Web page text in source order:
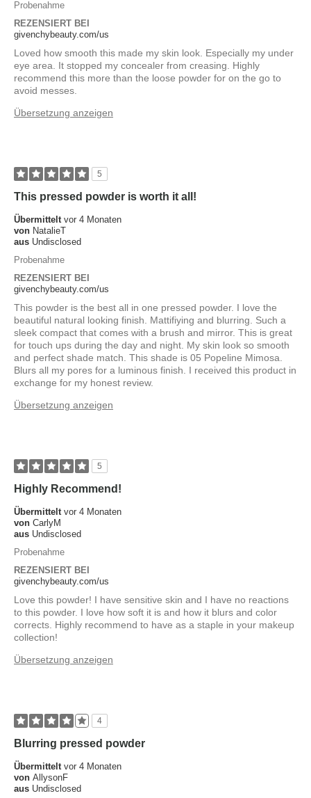
Probenahme
REZENSIERT BEI
givenchybeauty.com/us
Loved how smooth this made my skin look. Especially my under
eye area. It stopped my concealer from creasing. Highly
recommend this more than the loose powder for on the go to
avoid messes.
Übersetzung anzeigen
5
This pressed powder is worth it all!
Übermittelt vor 4 Monaten
von NatalieT
aus Undisclosed
Probenahme
REZENSIERT BEI
givenchybeauty.com/us
This powder is the best all in one pressed powder. I love the
beautiful natural looking finish. Mattifiying and blurring. Such a
sleek compact that comes with a brush and mirror. This is great
for touch ups during the day and night. My skin look so smooth
and perfect shade match. This shade is 05 Popeline Mimosa.
Blurs all my pores for a luminous finish. I received this product in
exchange for my honest review.
Übersetzung anzeigen
5
Highly Recommend!
Übermittelt vor 4 Monaten
von CarlyM
aus Undisclosed
Probenahme
REZENSIERT BEI
givenchybeauty.com/us
Love this powder! I have sensitive skin and I have no reactions
to this powder. I love how soft it is and how it blurs and color
corrects. Highly recommend to have as a staple in your makeup
collection!
Übersetzung anzeigen
4
Blurring pressed powder
Übermittelt vor 4 Monaten
von AllysonF
aus Undisclosed